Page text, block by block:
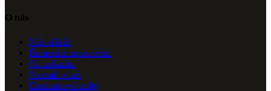
O nás
Náš příběh
Řemeslné zpracování
Na zakázku
Napsali o nás
Diamantová trofej